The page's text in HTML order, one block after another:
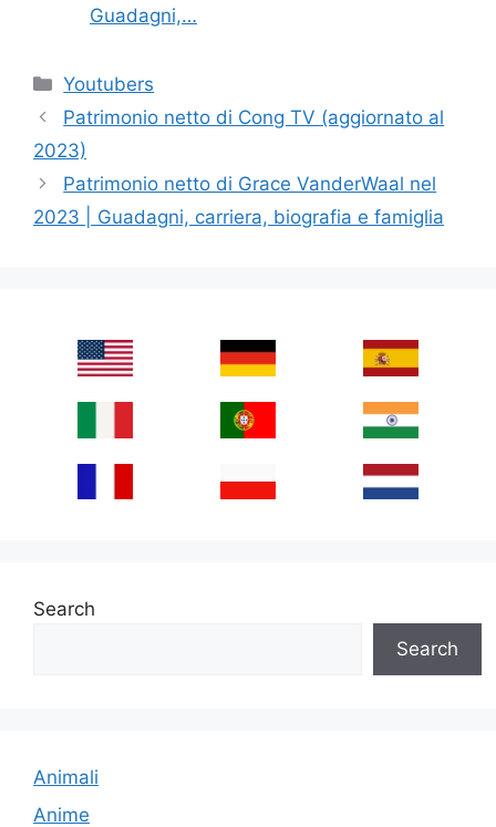
Guadagni,…
Categories
Youtubers
Patrimonio netto di Cong TV (aggiornato al
2023)
Patrimonio netto di Grace VanderWaal nel
2023 | Guadagni, carriera, biografia e famiglia
Search
Search
Animali
Anime